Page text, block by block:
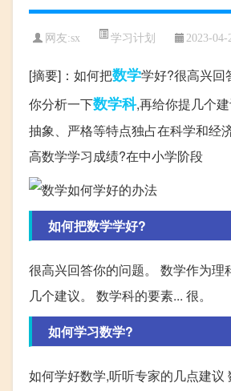
网友:sx 学习计划 2023-04-
[摘要]：如何把数学学好?很高兴回
你分析一下数学科,再给你提几个
抽象、严格等特点独占在科学和经
高数学学习成绩?在中小学阶段
如何把数学学好?
很高兴回答你的问题。 数学作为
几个建议。 数学科的要素... 很。
如何学习数学?
如何学好数学,听听专家的几点建